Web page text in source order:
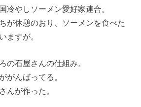
冷やしソーメン愛好家連合。
が休憩のおり、ソーメンを食べた
ますが。
の石屋さんの仕組み。
がんばってる。
んが作った。